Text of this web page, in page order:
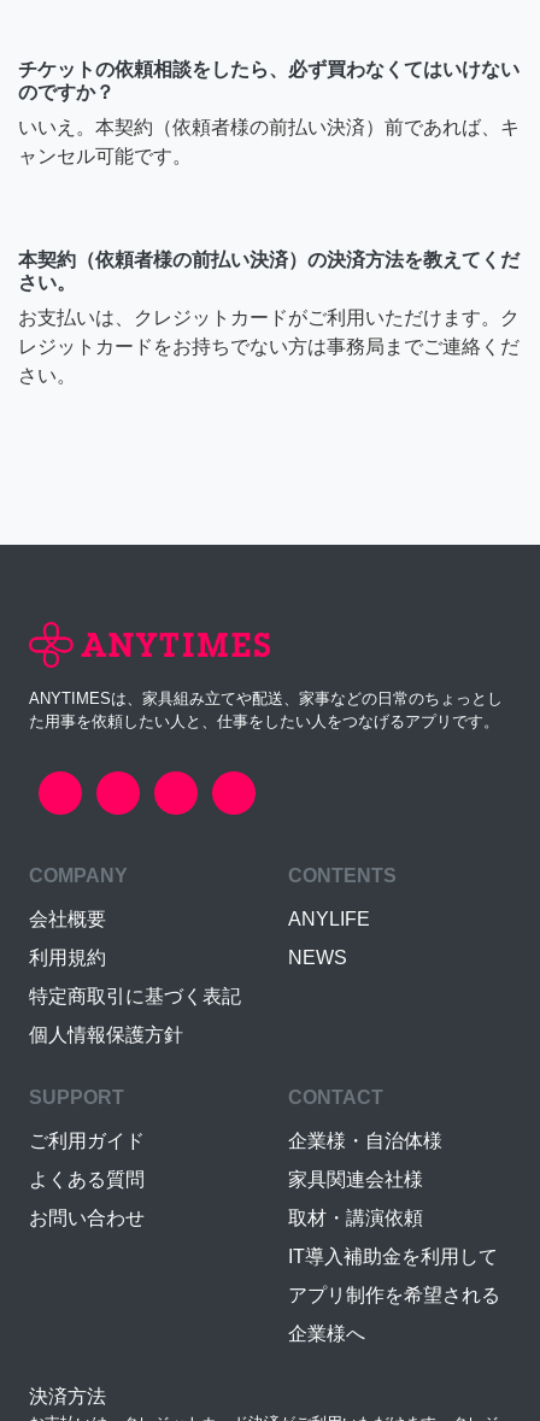
チケットの依頼相談をしたら、必ず買わなくてはいけない
のですか？
いいえ。本契約（依頼者様の前払い決済）前であれば、キ
ャンセル可能です。
本契約（依頼者様の前払い決済）の決済方法を教えてくだ
さい。
お支払いは、クレジットカードがご利用いただけます。ク
レジットカードをお持ちでない方は事務局までご連絡くだ
さい。
ANYTIMESは、家具組み立てや配送、家事などの日常のちょっとし
た用事を依頼したい人と、仕事をしたい人をつなげるアプリです。
COMPANY
会社概要
利用規約
特定商取引に基づく表記
個人情報保護方針
CONTENTS
ANYLIFE
NEWS
SUPPORT
ご利用ガイド
よくある質問
お問い合わせ
CONTACT
企業様・自治体様
家具関連会社様
取材・講演依頼
IT導入補助金を利用して
アプリ制作を希望される
企業様へ
決済方法